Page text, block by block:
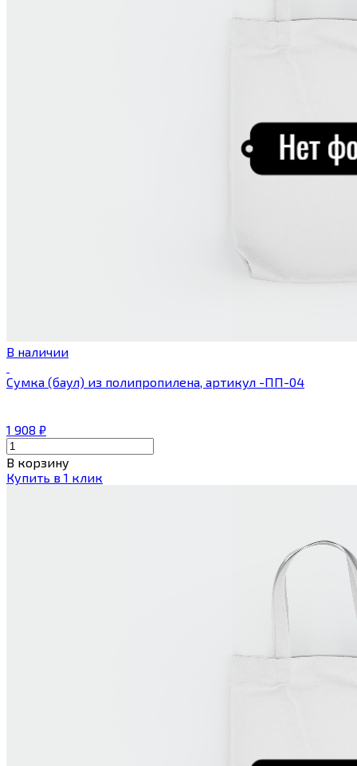
В наличии
Сумка (баул) из полипропилена, артикул -ПП-04
1 908 ₽
В корзину
Купить в 1 клик